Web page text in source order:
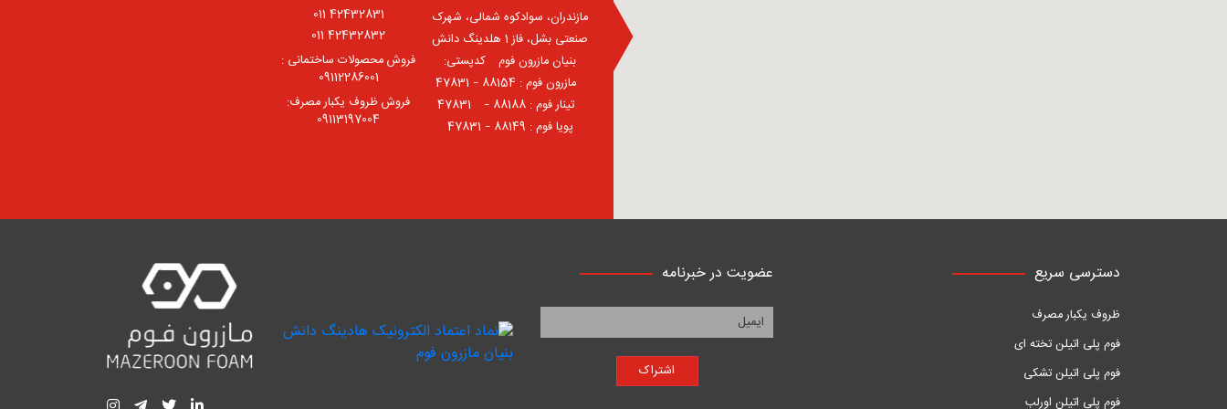
مازندران، سوادکوه شمالی، شهرک
صنعتی بشل، فاز 1 هلدینگ دانش
بنیان مازرون فوم ⠀کدپستی:
⠀مازرون فوم : 88154 – 47831
⠀تینار فوم : 88188 – 47831⠀
پویا فوم : 88149 – 47831
42432831 011
42432832 011
فروش محصولات ساختمانی :
09112286001
فروش ظروف یکبار مصرف:
09113197004
دسترسی سریع
ظروف یکبار مصرف
فوم پلی اتیلن تخته ای
فوم پلی اتیلن تشکی
فوم پلی اتیلن اورلب
عضویت در خبرنامه
اشتراک